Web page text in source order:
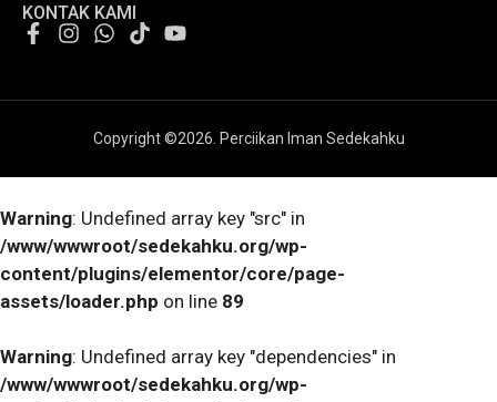
KONTAK KAMI
Copyright ©2026 . Perciikan Iman Sedekahku
Warning: Undefined array key "src" in
/www/wwwroot/sedekahku.org/wp-
content/plugins/elementor/core/page-
assets/loader.php on line 89
Warning: Undefined array key "dependencies" in
/www/wwwroot/sedekahku.org/wp-